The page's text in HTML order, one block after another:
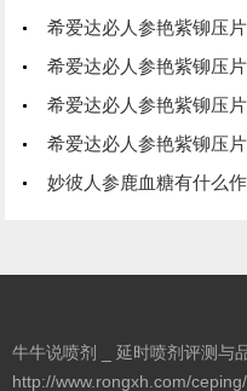
希爱达必人参艳紫铆压片糖
希爱达必人参艳紫铆压片糖果的
希爱达必人参艳紫铆压片糖
希爱达必人参艳紫铆压片糖果真有副作
妙彼人参鹿血糖有什么作用 详
牛牛说喷剂 _ 延时喷剂评测与
http://www.rongxh.com/ceping/